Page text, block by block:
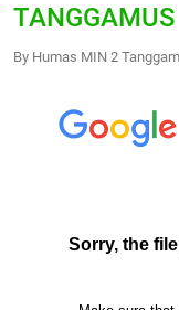
TANGGAMUS
By Humas MIN 2